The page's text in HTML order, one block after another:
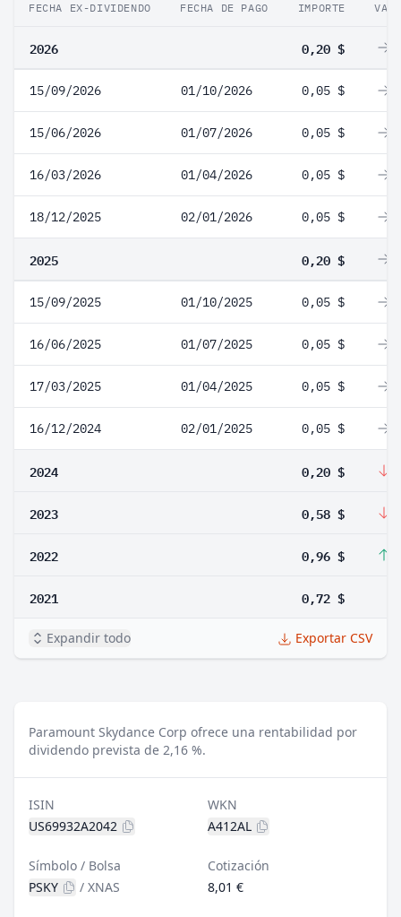
FECHA EX-DIVIDENDO FECHA DE PAGO IMPORTE
2026 0,20 $
15/09/2026 01/10/2026 0,05 $
15/06/2026 01/07/2026 0,05 $
16/03/2026 01/04/2026 0,05 $
18/12/2025 02/01/2026 0,05 $
2025 0,20 $
15/09/2025 01/10/2025 0,05 $
16/06/2025 01/07/2025 0,05 $
17/03/2025 01/04/2025 0,05 $
16/12/2024 02/01/2025 0,05 $
2024 0,20 $
2023 0,58 $
2022 0,96 $
2021 0,72 $
Expandir todo Exportar CSV
Paramount Skydance Corp ofrece una rentabilidad por
dividendo prevista de 2,16 %.
ISIN
US69932A2042
WKN
A412AL
Símbolo / Bolsa
PSKY
/ XNAS
Cotización
8,01 €